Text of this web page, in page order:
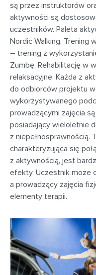
są przez instruktorów
aktywności są
uczestników. Paleta
Nordic Walking, Trening
– trening z
Zumbę, Rehabilitację w
relaksacyjne. Każda z
do odbiorców projektu
wykorzystywanego
prowadzącymi zajęcia
posiadający wieloletnie
z niepełnosprawnością.
charakteryzująca się
z aktywnością, jest
efekty. Uczestnik może
a prowadzący zajęcia
elementy terapii.